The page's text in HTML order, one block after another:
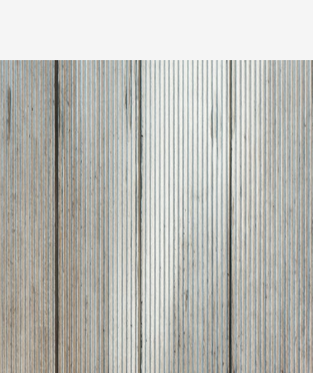
LinkedIn
Instagram
Allmänna villkor
Integritetspolicy
Professionell uppförandekod
English